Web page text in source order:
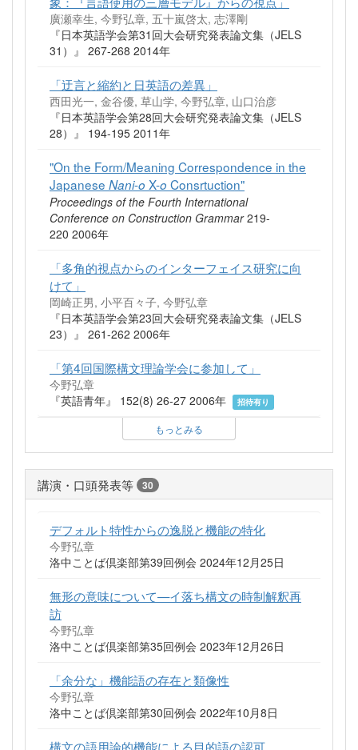
廣瀬幸生, 今野弘章, 五十嵐啓太, 志澤剛
『日本英語学会第31回大会研究発表論文集（JELS
31）』 267-268 2014年
「迂言と縮約と日英語の差異」
西田光一, 金谷優, 草山学, 今野弘章, 山口治彦
『日本英語学会第28回大会研究発表論文集（JELS
28）』 194-195 2011年
"On the Form/Meaning Correspondence in the
Japanese Nani-o X-o Consrtuction"
Proceedings of the Fourth International
Conference on Construction Grammar219-
220 2006年
「多角的視点からのインターフェイス研究に向
けて」
岡崎正男, 小平百々子, 今野弘章
『日本英語学会第23回大会研究発表論文集（JELS
23）』 261-262 2006年
「第4回国際構文理論学会に参加して」
今野弘章
『英語青年』 152(8) 26-27 2006年
招待有り
もっとみる
講演・口頭発表等 30
デフォルト特性からの逸脱と機能の特化
今野弘章
洛中ことば倶楽部第39回例会 2024年12月25日
無形の意味について—イ落ち構文の時制解釈再
訪
今野弘章
洛中ことば倶楽部第35回例会 2023年12月26日
「余分な」機能語の存在と類像性
今野弘章
洛中ことば倶楽部第30回例会 2022年10月8日
構文の語用論的機能による目的語の認可